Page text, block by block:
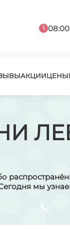
08:00
АКЦИИЦЕНЫ
мы